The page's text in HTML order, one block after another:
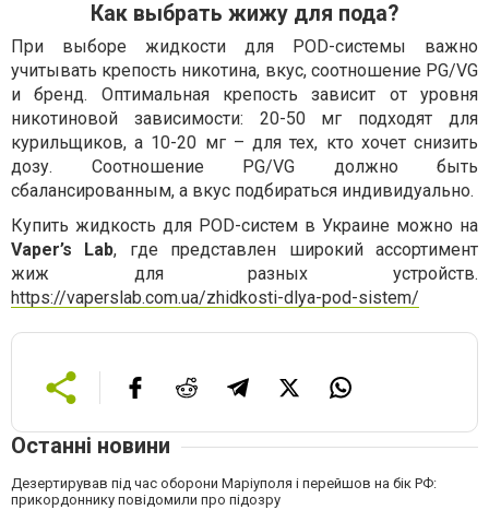
Как выбрать жижу для пода?
При выборе жидкости для POD-системы важно
учитывать крепость никотина, вкус, соотношение PG/VG
и бренд. Оптимальная крепость зависит от уровня
никотиновой зависимости: 20-50 мг подходят для
курильщиков, а 10-20 мг – для тех, кто хочет снизить
дозу. Соотношение PG/VG должно быть
сбалансированным, а вкус подбираться индивидуально.
Купить жидкость для POD-систем в Украине можно на
Vaper’s Lab, где представлен широкий ассортимент
жиж для разных устройств.
https://vaperslab.com.ua/zhidkosti-dlya-pod-sistem/
Останні новини
Дезертирував під час оборони Маріуполя і перейшов на бік РФ:
прикордоннику повідомили про підозру